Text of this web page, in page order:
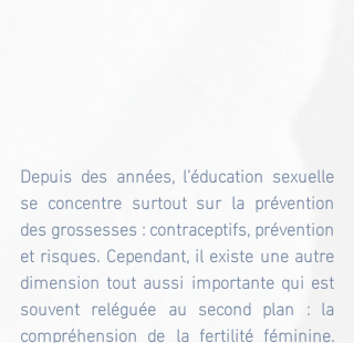
Depuis des années, l’éducation sexuelle
se concentre surtout sur la prévention
des grossesses : contraceptifs, prévention
et risques. Cependant, il existe une autre
dimension tout aussi importante qui est
souvent reléguée au second plan : la